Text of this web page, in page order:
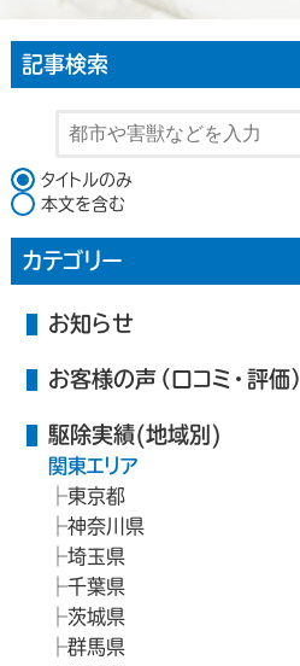
記事検索
検索対象
タイトルのみ
本文を含む
カテゴリー
お知らせ
お客様の声（口コミ・評価）
駆除実績(地域別)
関東エリア
東京都
神奈川県
埼玉県
千葉県
茨城県
群馬県